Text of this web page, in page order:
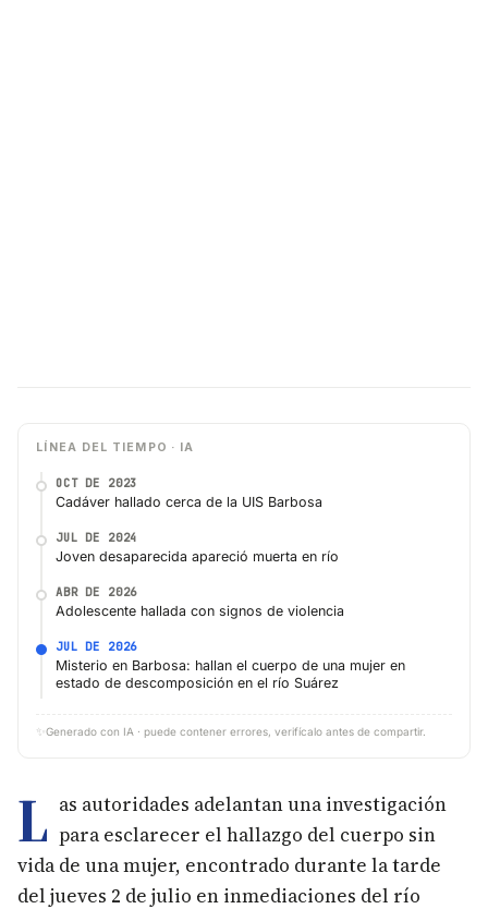
LÍNEA DEL TIEMPO · IA
OCT DE 2023
Cadáver hallado cerca de la UIS Barbosa
JUL DE 2024
Joven desaparecida apareció muerta en río
ABR DE 2026
Adolescente hallada con signos de violencia
JUL DE 2026
Misterio en Barbosa: hallan el cuerpo de una mujer en
estado de descomposición en el río Suárez
✨ Generado con IA · puede contener errores, verifícalo antes de compartir.
L as autoridades adelantan una investigación
para esclarecer el hallazgo del cuerpo sin
vida de una mujer, encontrado durante la tarde
del jueves 2 de julio en inmediaciones del río